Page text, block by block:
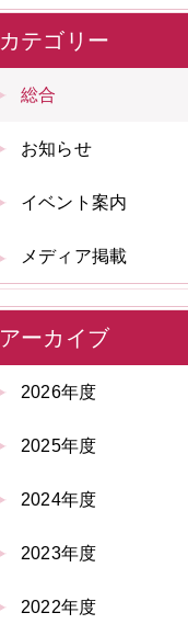
カテゴリー
総合
お知らせ
イベント案内
メディア掲載
アーカイブ
2026年度
2025年度
2024年度
2023年度
2022年度